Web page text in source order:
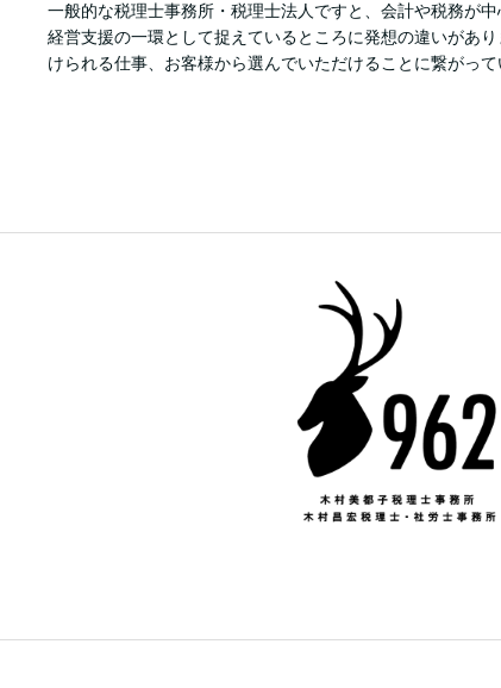
一般的な税理士事務所・税理士法人ですと、会計や税務が
経営支援の一環として捉えているところに発想の違いがあ
けられる仕事、お客様から選んでいただけることに繋がって